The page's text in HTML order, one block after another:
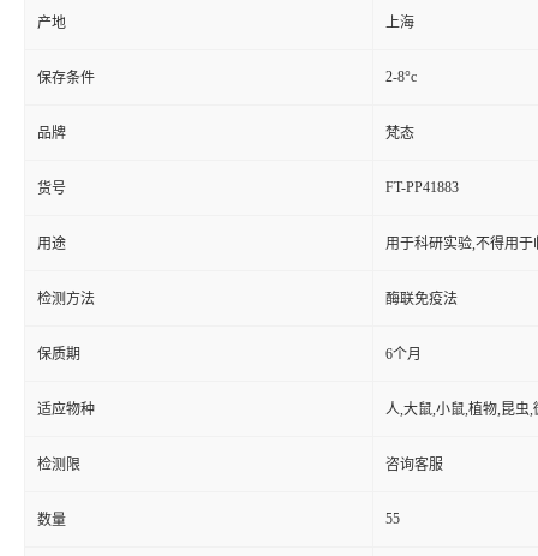
产地 上海
保存条件 2-8°c
品牌 梵态
货号 FT-PP41883
用途 用于科研实验,不得用于
检测方法 酶联免疫法
保质期 6个月
适应物种 人,大鼠,小鼠,植物,昆虫,
检测限 咨询客服
数量 55